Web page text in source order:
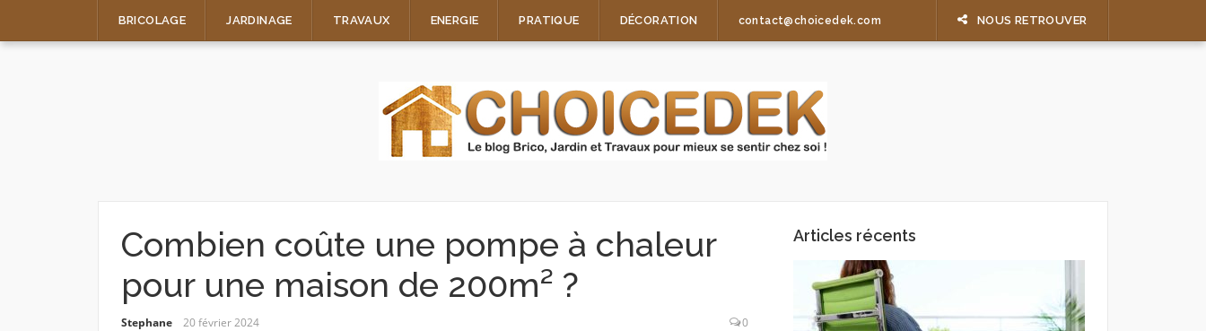
BRICOLAGE JARDINAGE TRAVAUX ENERGIE PRATIQUE DÉCORATION contact@choicedek.com NOUS RETROUVER
Combien coûte une pompe à chaleur
pour une maison de 200m² ?
Stephane 20 février 2024 0
Articles récents